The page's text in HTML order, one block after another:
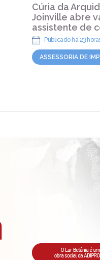
Cúria da
Joinville abre
assistente de
Publicado há 23
ASSESSORIA DE